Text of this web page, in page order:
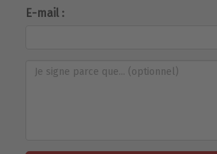
E-mail :